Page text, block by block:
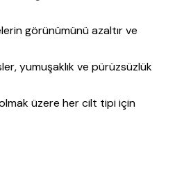
görünümünü azaltır ve
yumuşaklık ve pürüzsüzlük
üzere her cilt tipi için